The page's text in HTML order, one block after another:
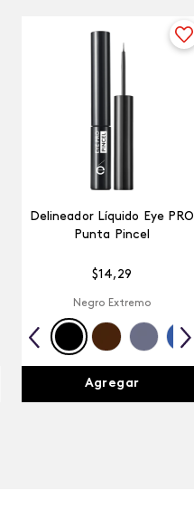
Delineador Líquido Eye PRO
Punta Pincel
$14, 29
Negro Extremo
Agregar